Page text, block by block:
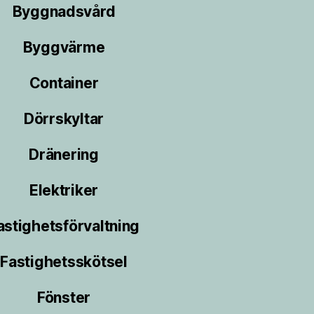
Byggnadsvård
Byggvärme
Container
Dörrskyltar
Dränering
Elektriker
Fastighetsskötsel
Fönster